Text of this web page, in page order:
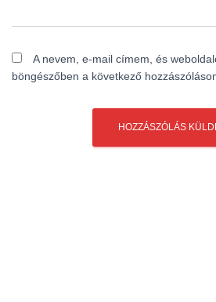
A nevem, e-mail címem, és
böngészőben a következő